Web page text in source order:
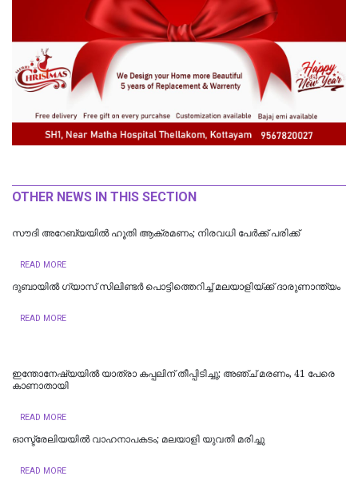
OTHER NEWS IN THIS SECTION
സൗദി അറേബ്യയിൽ ഹൂതി ആക്രമണം; നിരവധി പേർക്ക് പരിക്ക്
READ MORE
ദുബായിൽ ​ഗ്യാസ് സിലിണ്ടർ പൊട്ടിത്തെറിച്ച് മലയാളിയ്ക്ക് ദാരുണാന്ത്യം
READ MORE
ഇന്തോനേഷ്യയില്‍ യാത്രാ കപ്പലിന് തീപ്പിടിച്ചു; അഞ്ച് മരണം, 41 പേരെ
കാണാതായി
READ MORE
ഓസ്ട്രേലിയയിൽ വാഹനാപകടം; മലയാളി യുവതി മരിച്ചു
READ MORE